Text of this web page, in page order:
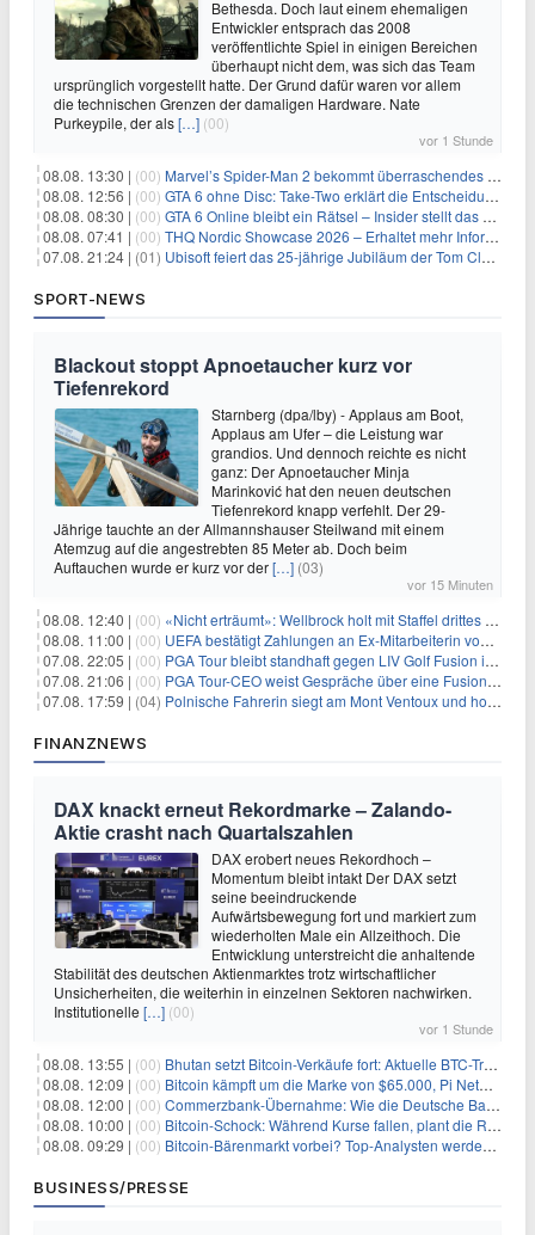
Bethesda. Doch laut einem ehemaligen
Entwickler entsprach das 2008
veröffentlichte Spiel in einigen Bereichen
überhaupt nicht dem, was sich das Team
ursprünglich vorgestellt hatte. Der Grund dafür waren vor allem
die technischen Grenzen der damaligen Hardware. Nate
Purkeypile, der als[…] (00)
vor 1 Stunde
08.08. 13:30 | (00) Marvel’s Spider-Man 2 bekommt überraschendes PS5-Update mit gewünschter Komfortfunktion
08.08. 12:56 | (00) GTA 6 ohne Disc: Take-Two erklärt die Entscheidung für Download-Codes
08.08. 08:30 | (00) GTA 6 Online bleibt ein Rätsel – Insider stellt das neue Gerücht klar
08.08. 07:41 | (00) THQ Nordic Showcase 2026 – Erhaltet mehr Informationen
07.08. 21:24 | (01) Ubisoft feiert das 25-jährige Jubiläum der Tom Clancy’s Ghost Recon-Reihe
SPORT-NEWS
Blackout stoppt Apnoetaucher kurz vor
Tiefenrekord
Starnberg (dpa/lby) - Applaus am Boot,
Applaus am Ufer – die Leistung war
grandios. Und dennoch reichte es nicht
ganz: Der Apnoetaucher Minja
Marinković hat den neuen deutschen
Tiefenrekord knapp verfehlt. Der 29-
Jährige tauchte an der Allmannshauser Steilwand mit einem
Atemzug auf die angestrebten 85 Meter ab. Doch beim
Auftauchen wurde er kurz vor der[…] (03)
vor 15 Minuten
08.08. 12:40 | (00) «Nicht erträumt»: Wellbrock holt mit Staffel drittes EM-Gold
08.08. 11:00 | (00) UEFA bestätigt Zahlungen an Ex-Mitarbeiterin von Infantino
07.08. 22:05 | (00) PGA Tour bleibt standhaft gegen LIV Golf Fusion in einem sich wandelnden Sportumfeld
07.08. 21:06 | (00) PGA Tour-CEO weist Gespräche über eine Fusion mit LIV Golf zurück und bekräftigt die Wettbewerbslandschaft
07.08. 17:59 | (04) Polnische Fahrerin siegt am Mont Ventoux und holt Tour-Gelb
FINANZNEWS
DAX knackt erneut Rekordmarke – Zalando-
Aktie crasht nach Quartalszahlen
DAX erobert neues Rekordhoch –
Momentum bleibt intakt Der DAX setzt
seine beeindruckende
Aufwärtsbewegung fort und markiert zum
wiederholten Male ein Allzeithoch. Die
Entwicklung unterstreicht die anhaltende
Stabilität des deutschen Aktienmarktes trotz wirtschaftlicher
Unsicherheiten, die weiterhin in einzelnen Sektoren nachwirken.
Institutionelle […] (00)
vor 1 Stunde
08.08. 13:55 | (00) Bhutan setzt Bitcoin-Verkäufe fort: Aktuelle BTC-Transaktionen
08.08. 12:09 | (00) Bitcoin kämpft um die Marke von $65.000, Pi Network gewinnt an Unterstützung
08.08. 12:00 | (00) Commerzbank-Übernahme: Wie die Deutsche Bank im Schatten zum großen Gewinner wird
08.08. 10:00 | (00) Bitcoin-Schock: Während Kurse fallen, plant die Regierung die Steuer-Bombe
08.08. 09:29 | (00) Bitcoin-Bärenmarkt vorbei? Top-Analysten werden optimistisch, aber die Geschichte sagt etwas anderes
BUSINESS/PRESSE